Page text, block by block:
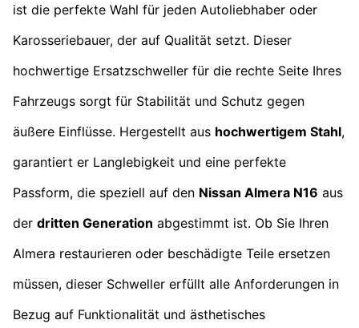
ist die perfekte Wahl für jeden Autoliebhaber oder
Karosseriebauer, der auf Qualität setzt. Dieser
hochwertige Ersatzschweller für die rechte Seite Ihres
Fahrzeugs sorgt für Stabilität und Schutz gegen
äußere Einflüsse. Hergestellt aus hochwertigem Stahl,
garantiert er Langlebigkeit und eine perfekte
Passform, die speziell auf den Nissan Almera N16 aus
der dritten Generation abgestimmt ist. Ob Sie Ihren
Almera restaurieren oder beschädigte Teile ersetzen
müssen, dieser Schweller erfüllt alle Anforderungen in
Bezug auf Funktionalität und ästhetisches